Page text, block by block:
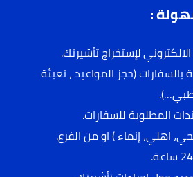
:
لإستخراج تأشيرتك.
(حجز المواعيد ، تعبئة
المطلوبة للسفارات.
اهلي، إنماء ) او من الفرع.